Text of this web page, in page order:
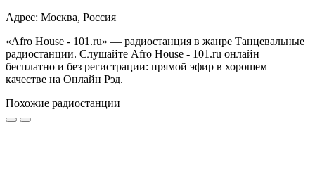
Адрес: Москва, Россия
«Afro House - 101.ru» — радиостанция в жанре Танцевальные
радиостанции. Слушайте Afro House - 101.ru онлайн
бесплатно и без регистрации: прямой эфир в хорошем
качестве на Онлайн Рэд.
Похожие радиостанции